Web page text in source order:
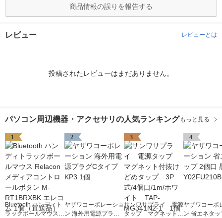
商品情報の誤りを報告する
レビュー レビューとは
投稿されたレビューはまだありません。
パソコン周辺機器・アクセサリの人気ランキング もっと見る
1
Bluetooth ハンディト
ラックボールマウス R
2
ヤザワコーポレーショ
ン 海外用電源プラグC
3
サンワサプライ 電源
タップ マグネット付
4
ヤザワコーポ
ン 省エネタ